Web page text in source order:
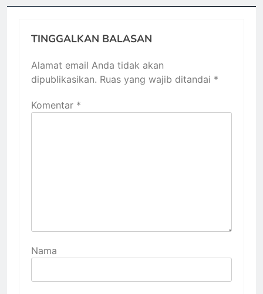
TINGGALKAN BALASAN
Alamat email Anda tidak akan
dipublikasikan. Ruas yang wajib ditandai *
Komentar *
Nama